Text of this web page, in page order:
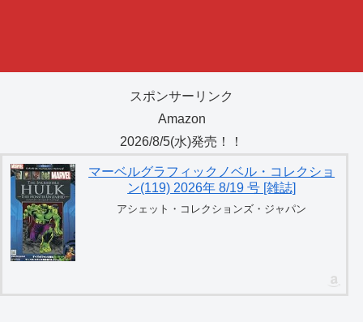
スポンサーリンク
Amazon
2026/8/5(水)発売！！
マーベルグラフィックノベル・コレクショ
ン(119) 2026年 8/19 号 [雑誌]
アシェット・コレクションズ・ジャパン